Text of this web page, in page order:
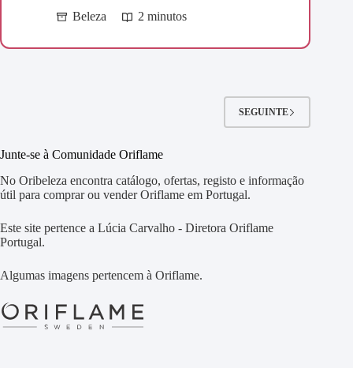
Beleza
2 minutos
SEGUINTE
Junte-se à Comunidade Oriflame
No Oribeleza encontra catálogo, ofertas, registo e informação
útil para comprar ou vender Oriflame em Portugal.
Este site pertence a Lúcia Carvalho - Diretora Oriflame
Portugal.
Algumas imagens pertencem à Oriflame.